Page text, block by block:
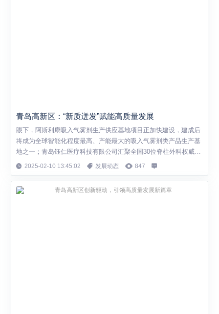
青岛高新区：“新质迸发”赋能高质量发展
眼下，阿斯利康吸入气雾剂生产供应基地项目正加快建设，建成后
将成为全球智能化程度最高、产能最大的吸入气雾剂类产品生产基
地之一；青岛钰仁医疗科技有限公司汇聚全国30位脊柱外科权威专
家探讨技术规范，推动其依托国家重点研发计划研创的首套国产双
的创新主体交相辉映，推动一批新技术蓬勃...
2025-02-10 13:45:02 发展动态 847